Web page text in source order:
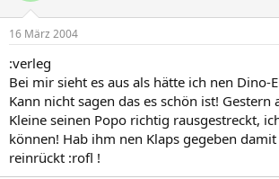
16 März 2004
:verleg
Bei mir sieht es aus als hätte ich nen Dino-
Kann nicht sagen das es schön ist! Gestern
Kleine seinen Popo richtig rausgestreckt,
können! Hab ihm nen Klaps gegeben
reinrückt :rofl !